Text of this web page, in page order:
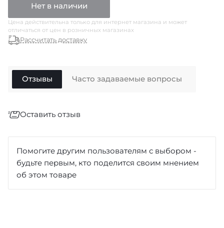
Нет в наличии
Цена действительна только для интернет магазина и может
отличаться от цен в розничных магазинах
Рассчитать доставку
Отзывы
Оставить отзыв
Помогите другим пользователям с выбором -
будьте первым, кто поделится своим мнением
об этом товаре
Часто задаваемые вопросы